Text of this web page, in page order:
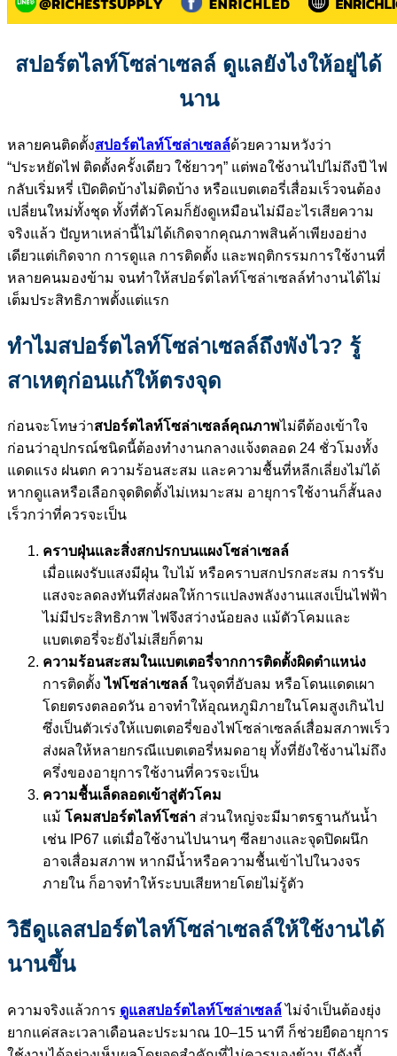
สปอร์ตไลท์โซล่าเซลล์ ดูแลยังไงให้อยู่ได้
นาน
หลายคนติดตั้งสปอร์ตไลท์โซล่าเซลล์ด้วยความหวังว่า
“ประหยัดไฟ ติดตั้งครั้งเดียว ใช้ยาวๆ” แต่พอใช้งานไปไม่ถึงปี ไฟ
กลับเริ่มหรี่ เปิดติดบ้างไม่ติดบ้าง หรือแบตเตอรี่เสื่อมเร็วจนต้อง
เปลี่ยนใหม่ทั้งชุด ทั้งที่ตัวโคมก็ยังดูเหมือนไม่มีอะไรเสียความ
จริงแล้ว ปัญหาเหล่านี้ไม่ได้เกิดจากคุณภาพสินค้าเพียงอย่าง
เดียวแต่เกิดจาก การดูแล การติดตั้ง และพฤติกรรมการใช้งานที่
หลายคนมองข้าม จนทำให้สปอร์ตไลท์โซล่าเซลล์ทำงานได้ไม่
เต็มประสิทธิภาพตั้งแต่แรก
ทำไมสปอร์ตไลท์โซล่าเซลล์ถึงพังไว? รู้
สาเหตุก่อนแก้ให้ตรงจุด
ก่อนจะโทษว่าสปอร์ตไลท์โซล่าเซลล์คุณภาพไม่ดีต้องเข้าใจ
ก่อนว่าอุปกรณ์ชนิดนี้ต้องทำงานกลางแจ้งตลอด 24 ชั่วโมงทั้ง
แดดแรง ฝนตก ความร้อนสะสม และความชื้นที่หลีกเลี่ยงไม่ได้
หากดูแลหรือเลือกจุดติดตั้งไม่เหมาะสม อายุการใช้งานก็สั้นลง
เร็วกว่าที่ควรจะเป็น
คราบฝุ่นและสิ่งสกปรกบนแผงโซล่าเซลล์
เมื่อแผงรับแสงมีฝุ่น ใบไม้ หรือคราบสกปรกสะสม การรับ
แสงจะลดลงทันทีส่งผลให้การแปลงพลังงานแสงเป็นไฟฟ้า
ไม่มีประสิทธิภาพ ไฟจึงสว่างน้อยลง แม้ตัวโคมและ
แบตเตอรี่จะยังไม่เสียก็ตาม
ความร้อนสะสมในแบตเตอรี่จากการติดตั้งผิดตำแหน่ง
การติดตั้ง ไฟโซล่าเซลล์ ในจุดที่อับลม หรือโดนแดดเผา
โดยตรงตลอดวัน อาจทำให้อุณหภูมิภายในโคมสูงเกินไป
ซึ่งเป็นตัวเร่งให้แบตเตอรี่ของไฟโซล่าเซลล์เสื่อมสภาพเร็ว
ส่งผลให้หลายกรณีแบตเตอรี่หมดอายุ ทั้งที่ยังใช้งานไม่ถึง
ครึ่งของอายุการใช้งานที่ควรจะเป็น
ความชื้นเล็ดลอดเข้าสู่ตัวโคม
แม้ โคมสปอร์ตไลท์โซล่า ส่วนใหญ่จะมีมาตรฐานกันน้ำ
เช่น IP67 แต่เมื่อใช้งานไปนานๆ ซีลยางและจุดปิดผนึก
อาจเสื่อมสภาพ หากมีน้ำหรือความชื้นเข้าไปในวงจร
ภายใน ก็อาจทำให้ระบบเสียหายโดยไม่รู้ตัว
วิธีดูแลสปอร์ตไลท์โซล่าเซลล์ให้ใช้งานได้
นานขึ้น
ความจริงแล้วการ ดูแลสปอร์ตไลท์โซล่าเซลล์ ไม่จำเป็นต้องยุ่ง
ยากแค่สละเวลาเดือนละประมาณ 10–15 นาที ก็ช่วยยืดอายุการ